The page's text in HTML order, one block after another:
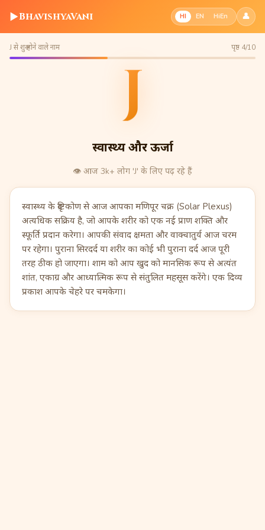
▶BhavishyaVani HI EN HiEn 👤
J से शुरू होने वाले नाम पृष्ठ 4/10
J
स्वास्थ्य और ऊर्जा
👁️ आज 3k+ लोग 'J' के लिए पढ़ रहे हैं
स्वास्थ्य के दृष्टिकोण से आज आपका मणिपूर चक्र (Solar Plexus)
अत्यधिक सक्रिय है, जो आपके शरीर को एक नई प्राण शक्ति और
स्फूर्ति प्रदान करेगा। आपकी संवाद क्षमता और वाक्चातुर्य आज चरम
पर रहेगा। पुराना सिरदर्द या शरीर का कोई भी पुराना दर्द आज पूरी
तरह ठीक हो जाएगा। शाम को आप खुद को मानसिक रूप से अत्यंत
शांत, एकाग्र और आध्यात्मिक रूप से संतुलित महसूस करेंगे। एक दिव्य
प्रकाश आपके चेहरे पर चमकेगा।